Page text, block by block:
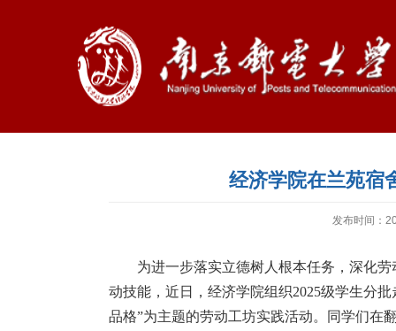
经济学院在兰苑宿
发布时间：
为进一步落实立德树人根本任务，深化
动技能，近日，经济学院组织2025级学生分
品格”为主题的劳动工坊实践活动。同学们在